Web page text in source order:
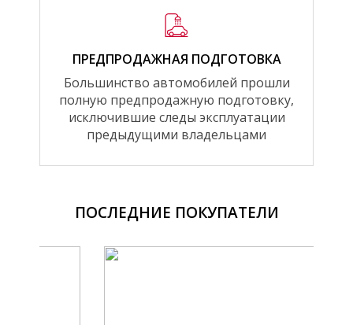
ПРЕДПРОДАЖНАЯ ПОДГОТОВКА
Большинство автомобилей прошли
полную предпродажную подготовку,
исключившие следы эксплуатации
предыдущими владельцами
ПОСЛЕДНИЕ ПОКУПАТЕЛИ